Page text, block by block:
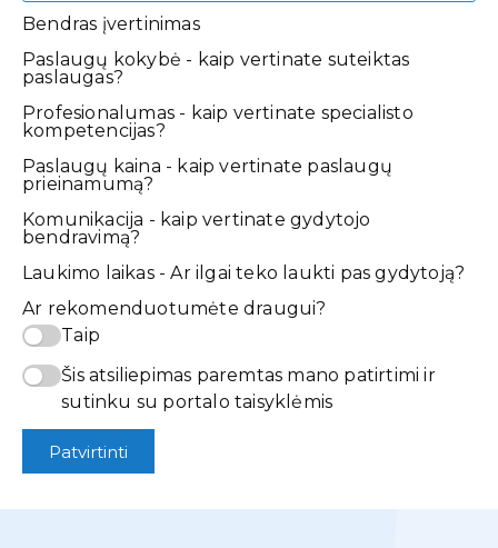
Bendras įvertinimas
Paslaugų kokybė - kaip vertinate suteiktas
paslaugas?
Profesionalumas - kaip vertinate specialisto
kompetencijas?
Paslaugų kaina - kaip vertinate paslaugų
prieinamumą?
Komunikacija - kaip vertinate gydytojo
bendravimą?
Laukimo laikas - Ar ilgai teko laukti pas gydytoją?
Ar rekomenduotumėte draugui?
Taip
Šis atsiliepimas paremtas mano patirtimi ir
sutinku su portalo taisyklėmis
Patvirtinti